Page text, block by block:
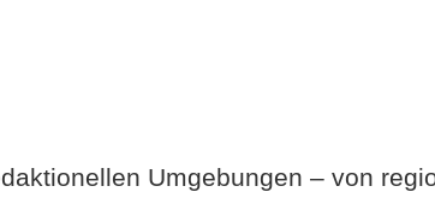
Umgebungen – von